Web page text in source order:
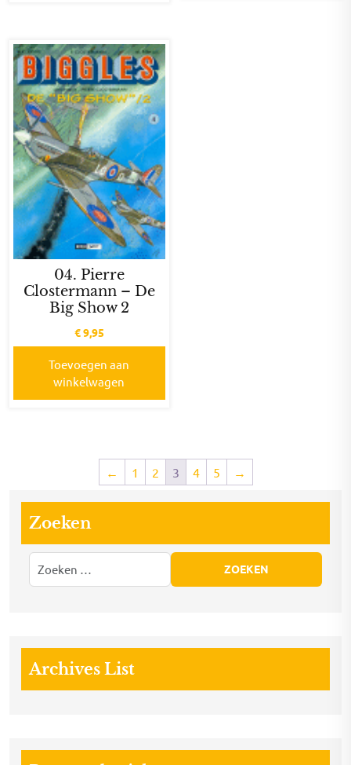
04. Pierre
Clostermann – De
Big Show 2
€9,95
Toevoegen aan
winkelwagen
← 1 2 3 4 5 →
Zoeken
Archives List